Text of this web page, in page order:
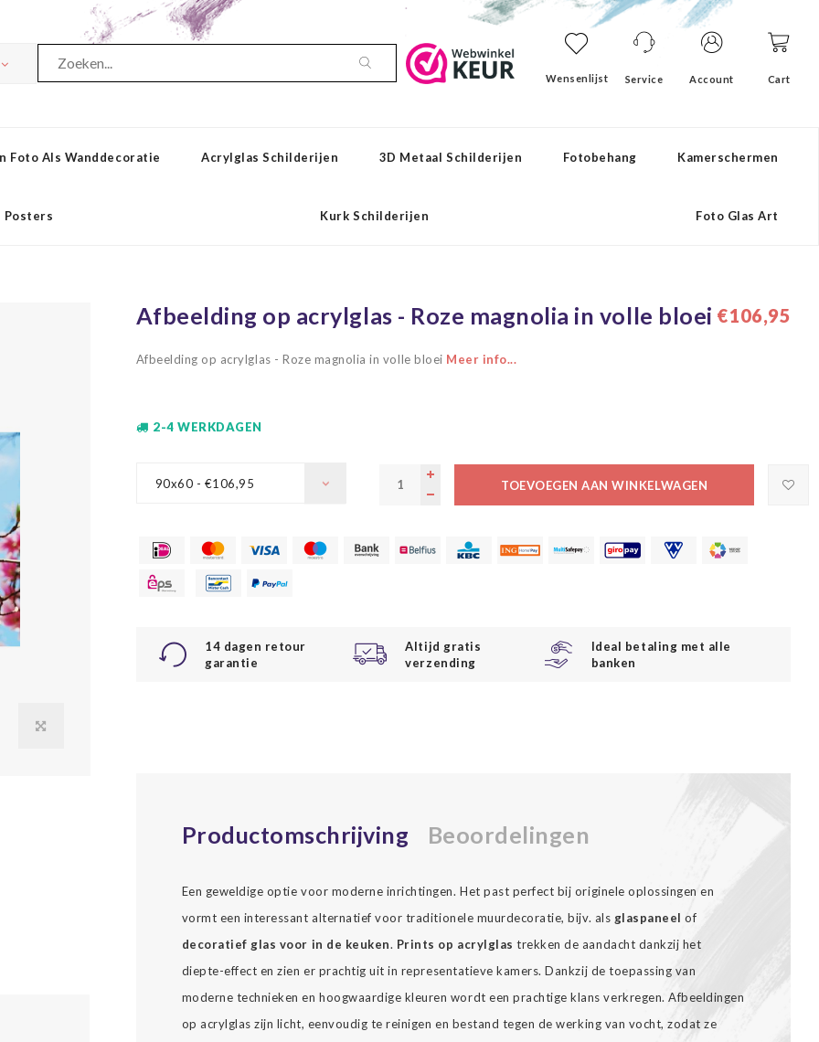
Wensenlijst Service Account Cart
Foto Als Wanddecoratie Acrylglas Schilderijen 3D Metaal Schilderijen Fotobehang Kamerschermen
Posters Kurk Schilderijen Foto Glas Art
Afbeelding op acrylglas - Roze magnolia in volle bloei €106,95
Afbeelding op acrylglas - Roze magnolia in volle bloei Meer info...
2-4 WERKDAGEN
90x60 - €106,95 TOEVOEGEN AAN WINKELWAGEN
14 dagen retour
garantie
Altijd gratis
verzending
Ideal betaling met alle
banken
Productomschrijving Beoordelingen
Een geweldige optie voor moderne inrichtingen. Het past perfect bij originele oplossingen en
vormt een interessant alternatief voor traditionele muurdecoratie, bijv. als glaspaneel of
decoratief glas voor in de keuken. Prints op acrylglas trekken de aandacht dankzij het
diepte-effect en zien er prachtig uit in representatieve kamers. Dankzij de toepassing van
moderne technieken en hoogwaardige kleuren wordt een prachtige klans verkregen. Afbeeldingen
op acrylglas zijn licht, eenvoudig te reinigen en bestand tegen de werking van vocht, zodat ze